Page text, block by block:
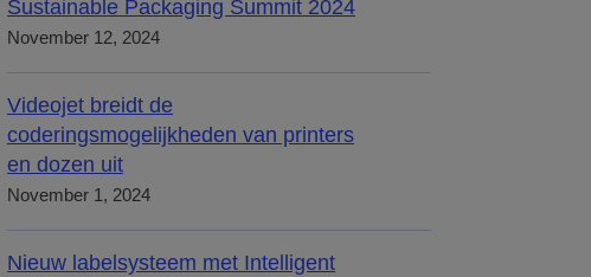
Sustainable Packaging Summit 2024
November 12, 2024
Videojet breidt de
coderingsmogelijkheden van printers
en dozen uit
November 1, 2024
Nieuw labelsysteem met Intelligent